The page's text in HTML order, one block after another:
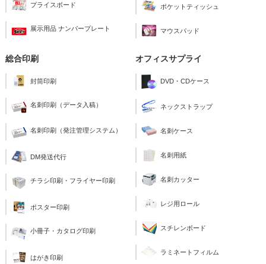
プライスボード
展示用品 ナンバープレート
ポケットティッシュ
マウスパッド
総合印刷
封筒印刷
名刺印刷（データ入稿）
名刺印刷（発注管理システム）
DM発送代行
チラシ印刷・フライヤー印刷
ポスター印刷
小冊子・カタログ印刷
はがき印刷
オフィスサプライ
DVD・CDケース
ネックストラップ
名刺ケース
名刺用紙
名刺カッター
レジ用ロール
スチレンボード
ラミネートフィルム